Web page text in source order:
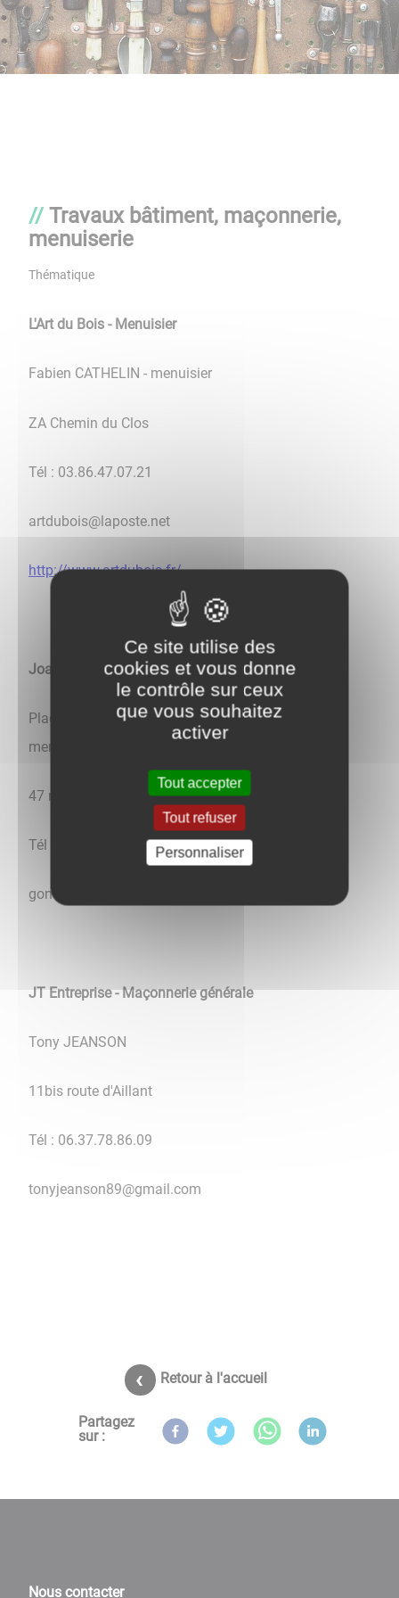
Travaux bâtiment, maçonnerie,
menuiserie
Thématique
L'Art du Bois - Menuisier
Fabien CATHELIN - menuisier
ZA Chemin du Clos
Tél : 03.86.47.07.21
artdubois@laposte.net
http://www.artdubois.fr/
Joaquim GONCALVES
Plaquisterie - aménagement de combles - pose de
menuiseries
47 rue des vignes blanches
Tél : 06.49.93.59.01
goncalves81@hotmail.com
JT Entreprise - Maçonnerie générale
Tony JEANSON
11bis route d'Aillant
Tél : 06.37.78.86.09
tonyjeanson89@gmail.com
Retour à l'accueil
Partagez
sur :
Nous contacter
Ce site utilise des
cookies et vous donne
le contrôle sur ceux
que vous souhaitez
activer
Tout accepter
Tout refuser
Personnaliser